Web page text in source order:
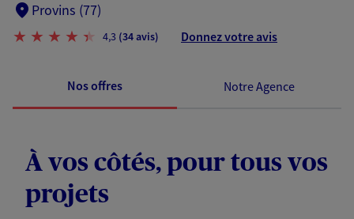
Provins (77)
4,3 (34 avis) Donnez votre avis
Nos offres Notre Agence
À vos côtés, pour tous vos
projets